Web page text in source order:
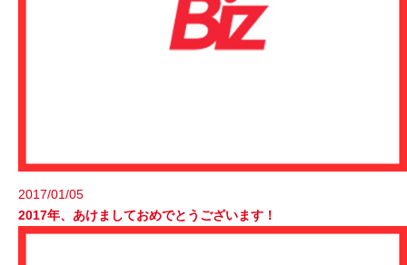
2017/01/05
2017年、あけましておめでとうございます！